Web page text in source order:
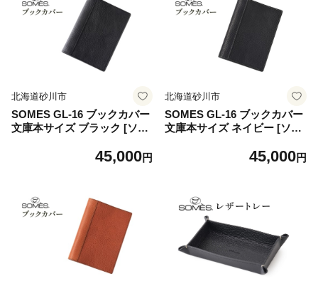
北海道砂川市
SOMES GL-16 ブックカバー
文庫本サイズ ブラック [ソメ
0914] ソメス 文庫 a6 日本製
45,000円
北海道砂川市
SOMES GL-16 ブックカバー
文庫本サイズ ネイビー [ソメ
0913] ソメス 文庫 a6 日本製
45,000円